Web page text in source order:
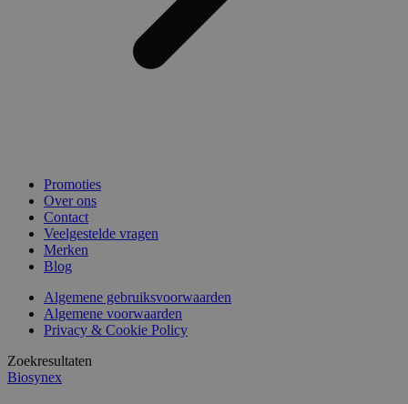
Promoties
Over ons
Contact
Veelgestelde vragen
Merken
Blog
Algemene gebruiksvoorwaarden
Algemene voorwaarden
Privacy & Cookie Policy
Zoekresultaten
Biosynex